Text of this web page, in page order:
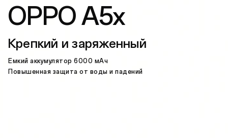
OPPO A5x
Крепкий и заряженный
Емкий аккумулятор 6000 мАч
Повышенная защита от воды и падений